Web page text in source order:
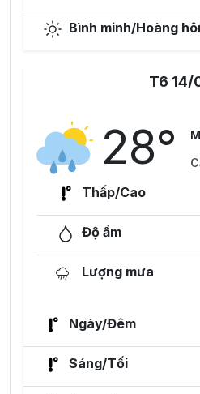
Bình minh/Hoàng
T6 14/
28°
Thấp/Cao
Độ ẩm
Lượng mưa
Ngày/Đêm
Sáng/Tối